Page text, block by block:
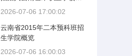
艺术殿堂
2026-07-06 17:00:02
云南省2015年二本预科班招
生学院概览
2026-07-06 16:00:03